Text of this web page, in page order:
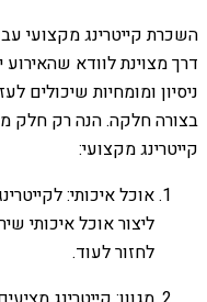
השכרת קייטרינג מקצועי
דרך מצוינת לוודא
ניסיון ומומחיות שיכולים
בצורה חלקה. הנה רק חלק
קייטרינג מקצועי:
אוכל איכותי:
ליצור אוכל איכותי
לחזור לעוד.